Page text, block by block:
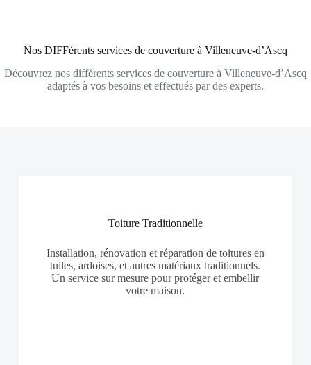
Nos DIFFérents services de couverture à Villeneuve-d’Ascq
Découvrez nos différents services de couverture à Villeneuve-d’Ascq
adaptés à vos besoins et effectués par des experts.
Toiture Traditionnelle
Installation, rénovation et réparation de toitures en
tuiles, ardoises, et autres matériaux traditionnels.
Un service sur mesure pour protéger et embellir
votre maison.